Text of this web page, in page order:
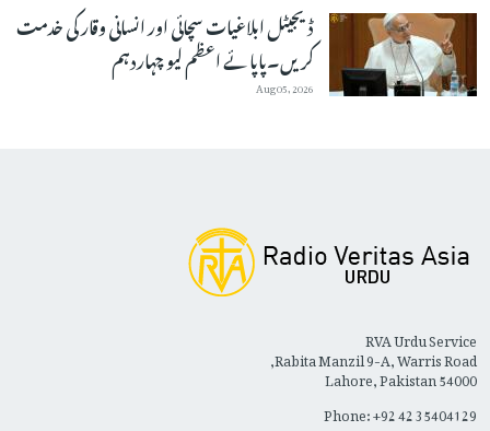
ڈیجیٹل ابلاغیات سچائی اور انسانی وقار کی خدمت
کریں۔پاپائے اعظم لیو چہاردہم
Aug 05, 2026
RVA Urdu Service
Rabita Manzil 9-A, Warris Road,
Lahore, Pakistan 54000
Phone: +92 42 35404129